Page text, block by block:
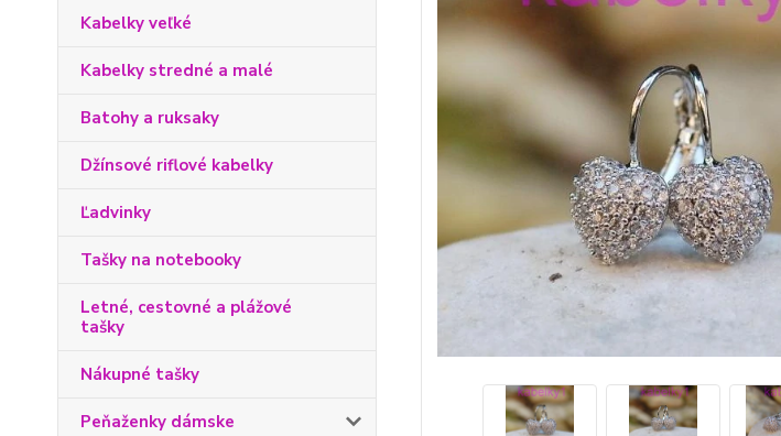
Kabelky veľké
Kabelky stredné a malé
Batohy a ruksaky
Džínsové riflové kabelky
Ľadvinky
Tašky na notebooky
Letné, cestovné a plážové
tašky
Nákupné tašky
Peňaženky dámske